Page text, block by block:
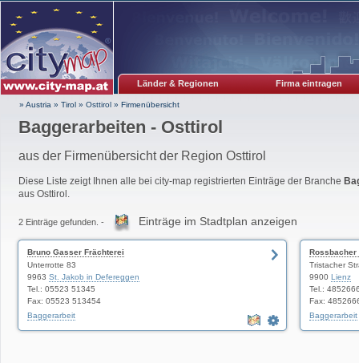
Länder & Regionen Firma eintragen
» Austria » Tirol » Osttirol » Firmenübersicht
Baggerarbeiten - Osttirol
aus der Firmenübersicht der Region Osttirol
Diese Liste zeigt Ihnen alle bei city-map registrierten Einträge der Branche
aus Osttirol.
2 Einträge gefunden. - Einträge im Stadtplan anzeigen
Bruno Gasser Frächterei
Unterrotte 83
9963 St. Jakob in Defereggen
Tel.: 05523 51345
Fax: 05523 513454
Baggerarbeit
Rossbacher
Tristacher
9900 Lienz
Tel.:
Fax:
Baggerarbeit